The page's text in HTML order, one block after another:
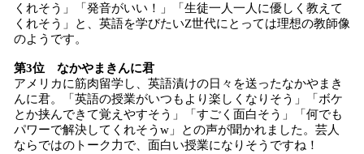
くれそう」「発音がいい！」「生徒一人一人に優しく教えて
くれそう」と、英語を学びたいZ世代にとっては理想の教師像
のようです。
第3位 なかやま きんに君
アメリカに筋肉留学し、英語漬けの日々を送ったなかやまき
んに君。「英語の授業がいつもより楽しくなりそう」「ボケ
とか挟んできて覚えやすそう」「すごく面白そう」「何でも
パワーで解決してくれそうw」との声が聞かれました。芸人
ならではのトーク力で、面白い授業になりそうですね！